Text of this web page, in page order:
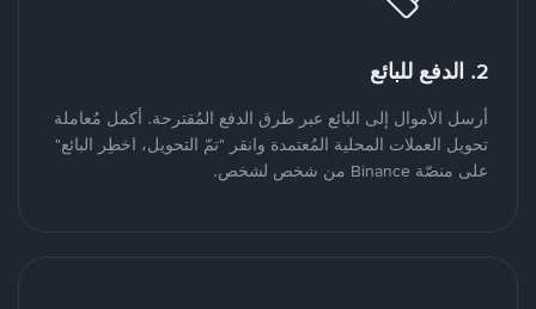
2. الدفع للبائع
أرسل الأموال إلى البائع عبر طرق الدفع المُقترحة. أكمل مُعاملة
تحويل العملات المحلية المُعتمدة وانقر "تمّ التحويل، اخطِر البائع"
على منصّة Binance من شخص لشخص.